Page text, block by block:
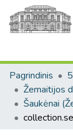
Pagrindinis